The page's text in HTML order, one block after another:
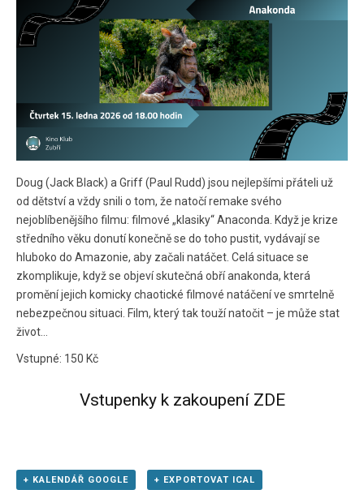
Doug (Jack Black) a Griff (Paul Rudd) jsou nejlepšími přáteli už
od dětství a vždy snili o tom, že natočí remake svého
nejoblíbenějšího filmu: filmové „klasiky“ Anaconda. Když je krize
středního věku donutí konečně se do toho pustit, vydávají se
hluboko do Amazonie, aby začali natáčet. Celá situace se
zkomplikuje, když se objeví skutečná obří anakonda, která
promění jejich komicky chaotické filmové natáčení ve smrtelně
nebezpečnou situaci. Film, který tak touží natočit – je může stat
život…
Vstupné: 150 Kč
Vstupenky k zakoupení ZDE
+ KALENDÁŘ GOOGLE + EXPORTOVAT ICAL